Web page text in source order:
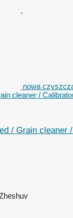
nowa
cleaner /
/ Grain cleaner